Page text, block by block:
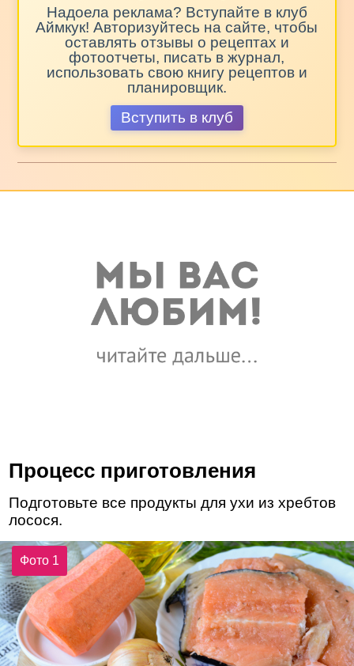
Надоела реклама? Вступайте в клуб
Аймкук! Авторизуйтесь на сайте, чтобы
оставлять отзывы о рецептах и
фотоотчеты, писать в журнал,
использовать свою книгу рецептов и
планировщик.
Вступить в клуб
Процесс приготовления
Подготовьте все продукты для ухи из хребтов
лосося.
Фото 1